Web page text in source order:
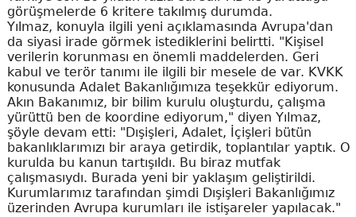
görüşmelerde 6 kritere takılmış durumda.
Yılmaz, konuyla ilgili yeni açıklamasında Avrupa'dan
da siyasi irade görmek istediklerini belirtti. "Kişisel
verilerin korunması en önemli maddelerden. Geri
kabul ve terör tanımı ile ilgili bir mesele de var. KVKK
konusunda Adalet Bakanlığımıza teşekkür ediyorum.
Akın Bakanımız, bir bilim kurulu oluşturdu, çalışma
yürüttü ben de koordine ediyorum," diyen Yılmaz,
şöyle devam etti: "Dışişleri, Adalet, İçişleri bütün
bakanlıklarımızı bir araya getirdik, toplantılar yaptık. O
kurulda bu kanun tartışıldı. Bu biraz mutfak
çalışmasıydı. Burada yeni bir yaklaşım geliştirildi.
Kurumlarımız tarafından şimdi Dışişleri Bakanlığımız
üzerinden Avrupa kurumları ile istişareler yapılacak."